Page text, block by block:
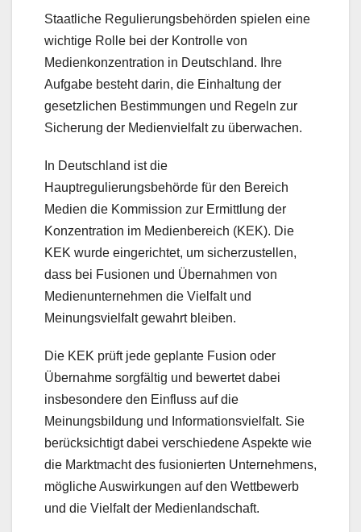
Staatliche Regulierungsbehörden spielen eine
wichtige Rolle bei der Kontrolle von
Medienkonzentration in Deutschland. Ihre
Aufgabe besteht darin, die Einhaltung der
gesetzlichen Bestimmungen und Regeln zur
Sicherung der Medienvielfalt zu überwachen.
In Deutschland ist die
Hauptregulierungsbehörde für den Bereich
Medien die Kommission zur Ermittlung der
Konzentration im Medienbereich (KEK). Die
KEK wurde eingerichtet, um sicherzustellen,
dass bei Fusionen und Übernahmen von
Medienunternehmen die Vielfalt und
Meinungsvielfalt gewahrt bleiben.
Die KEK prüft jede geplante Fusion oder
Übernahme sorgfältig und bewertet dabei
insbesondere den Einfluss auf die
Meinungsbildung und Informationsvielfalt. Sie
berücksichtigt dabei verschiedene Aspekte wie
die Marktmacht des fusionierten Unternehmens,
mögliche Auswirkungen auf den Wettbewerb
und die Vielfalt der Medienlandschaft.